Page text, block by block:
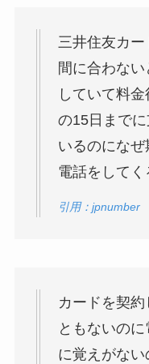
三井住友カ
間に合わな
していて料
の15日まで
いるのにな
電話をしてく
引用：jpnumber
カードを契
ともないの
に覚えがな